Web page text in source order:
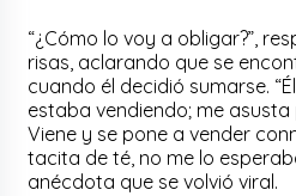
“¿Cómo lo voy a obligar?”,
risas, aclarando que se
cuando él decidió sumarse.
estaba vendiendo; me
Viene y se pone a vender
tacita de té, no me lo
anécdota que se volvió viral.